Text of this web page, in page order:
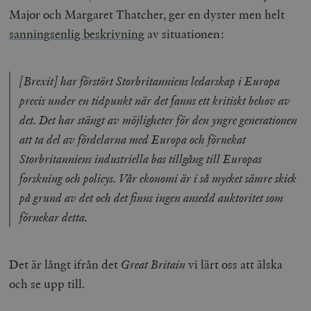
Major och Margaret Thatcher, ger en dyster men helt
sanningsenlig beskrivning av situationen:
[Brexit] har förstört Storbritanniens ledarskap i Europa
precis under en tidpunkt när det fanns ett kritiskt behov av
det. Det har stängt av möjligheter för den yngre generationen
att ta del av fördelarna med Europa och förnekat
Storbritanniens industriella bas tillgång till Europas
forskning och policys. Vår ekonomi är i så mycket sämre skick
på grund av det och det finns ingen ansedd auktoritet som
förnekar detta.
Det är långt ifrån det Great Britainvi lärt oss att älska
och se upp till.
woocommerce_items_in_cart
Automattic
timbro.se
wp_woocommerce_session_[abcdef0123456789]
{32}
timbro.se